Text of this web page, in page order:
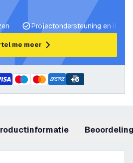
Projectondersteuning en
me meer
+6
productinformatie